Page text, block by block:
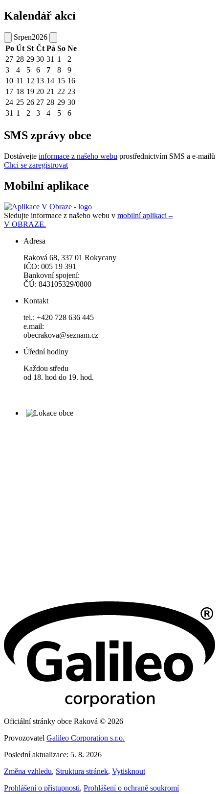
Kalendář akcí
Srpen2026
Po Út St Čt Pá So Ne
27 28 29 30 31 1
2
3
4 5 6 7 8
9
10 11 12 13 14 15 16
17 18 19 20 21 22 23
24 25 26 27 28 29 30
31 1 2 3 4 5 6
SMS zprávy obce
Dostávejte informace z našeho webu prostřednictvím SMS a e-mailů
Chci se zaregistrovat
Mobilní aplikace
Sledujte informace z našeho webu v mobilní aplikaci –
V OBRAZE.
Adresa
Raková 68, 337 01 Rokycany
IČO: 005 19 391
Bankovní spojení:
ČÚ: 843105329/0800
Kontakt
tel.: +420 728 636 445
e.mail:
obecrakova@seznam.cz
Úřední hodiny
Každou středu
od 18. hod do 19. hod.
Oficiální stránky obce Raková © 2026
Provozovatel Galileo Corporation s.r.o.
Poslední aktualizace: 5. 8. 2026
Změna vzhledu, Struktura stránek, Vytisknout
Prohlášení o přístupnosti, Prohlášení o ochraně soukromí